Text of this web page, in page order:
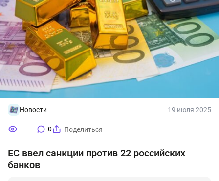
Новости 19 июля 2025
0 Поделиться
ЕС ввел санкции против 22 российских
банков